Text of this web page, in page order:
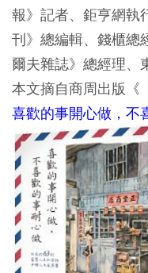
報》記者、鉅亨網執
刊》總編輯、錢櫃總
爾夫雜誌》總經理、
本文摘自商周出版《
喜歡的事開心做，不